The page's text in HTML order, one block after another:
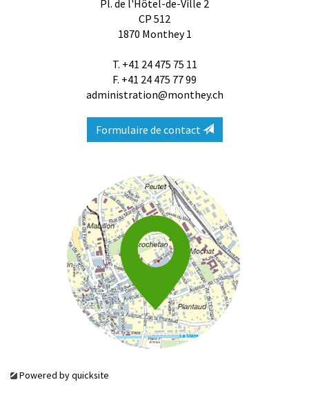
Pl. de l'Hôtel-de-Ville 2
CP 512
1870 Monthey 1
T. +41 24 475 75 11
F. +41 24 475 77 99
administration@monthey.ch
Formulaire de contact
Powered byquicksite